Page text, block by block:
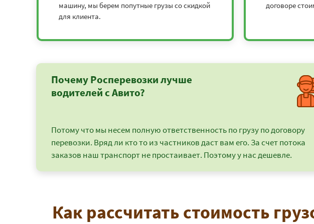
машину, мы берем попутные грузы со скидкой
для клиента.
договоре
Почему Росперевозки лучше
водителей с Авито?
Потому что мы несем полную ответственность по грузу по договору
перевозки. Вряд ли кто то из частников даст вам его. За счет потока
заказов наш транспорт не простаивает. Поэтому у нас дешевле.
Как рассчитать стоимость